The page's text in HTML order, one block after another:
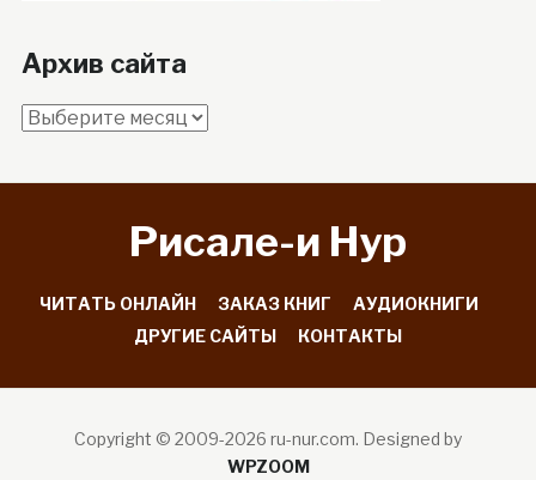
Архив сайта
Архив
Рисале-и Hyp
ЧИТАТЬ ОНЛАЙН ЗАКАЗ КНИГ
АУДИОКНИГИ
ДРУГИЕ САЙТЫ
КОНТАКТЫ
Copyright © 2009-2026 ru-nur.com. Designed by
WPZOOM